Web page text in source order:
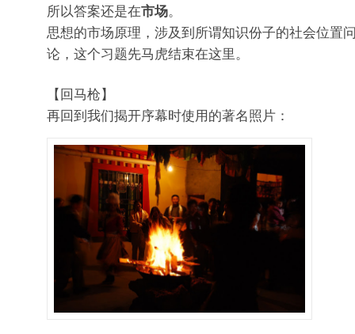
所以答案还是在市场。
思想的市场原理，涉及到所谓知识份子的社会位置
论，这个习题先马虎结束在这里。
【回马枪】
再回到我们揭开序幕时使用的著名照片：